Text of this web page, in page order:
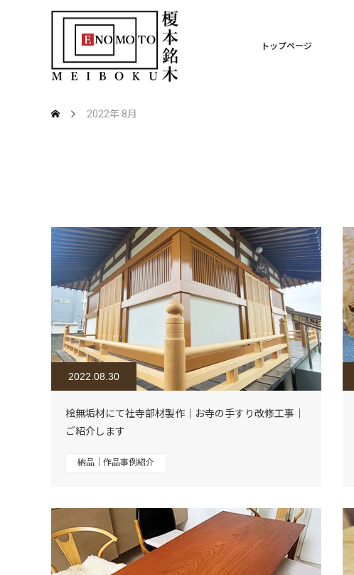
トップページ
2022年 8月
2022.08.30
桧無垢材にて社寺部材製作｜お寺の手すり改修工事｜
ご紹介します
納品｜作品事例紹介